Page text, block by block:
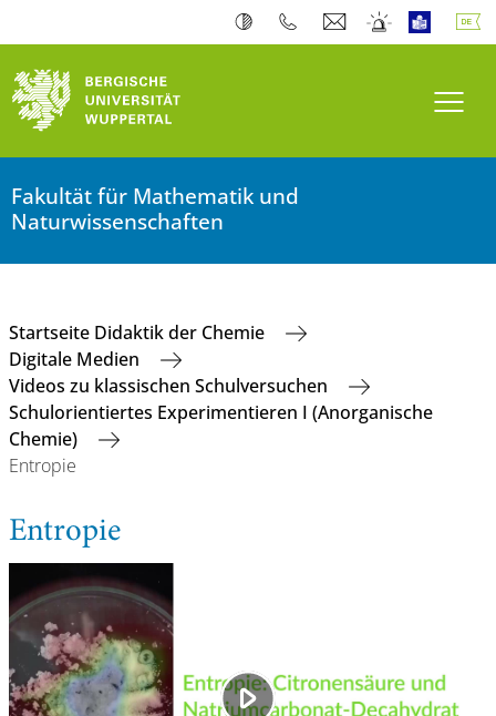
Fakultät für Mathematik und
Naturwissenschaften
Startseite Didaktik der Chemie
Digitale Medien
Videos zu klassischen Schulversuchen
Schulorientiertes Experimentieren I (Anorganische
Chemie)
Entropie
Entropie